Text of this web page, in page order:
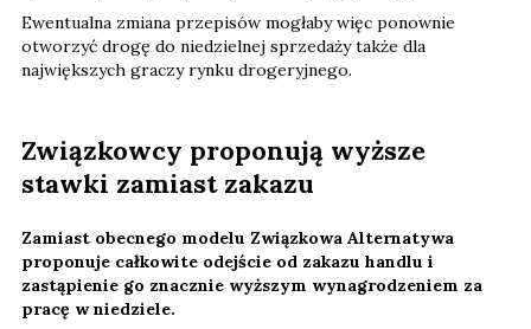
Ewentualna zmiana przepisów mogłaby więc ponownie
otworzyć drogę do niedzielnej sprzedaży także dla
największych graczy rynku drogeryjnego.
Związkowcy proponują wyższe
stawki zamiast zakazu
Zamiast obecnego modelu Związkowa Alternatywa
proponuje całkowite odejście od zakazu handlu i
zastąpienie go znacznie wyższym wynagrodzeniem za
pracę w niedziele.